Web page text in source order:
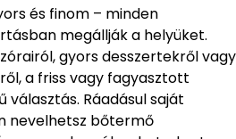
és finom – minden
megállják a helyüket.
gyors desszertekről vagy
a friss vagy fagyasztott
választás. Ráadásul saját
nevelhetsz bőtermő